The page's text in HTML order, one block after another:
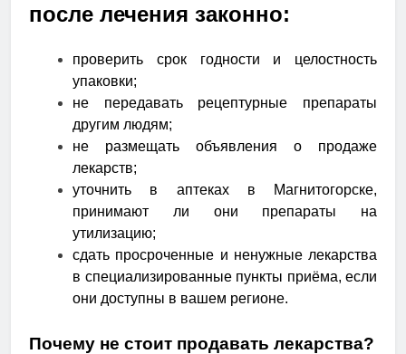
после лечения законно:
проверить срок годности и целостность
упаковки;
не передавать рецептурные препараты
другим людям;
не размещать объявления о продаже
лекарств;
уточнить в аптеках в Магнитогорске,
принимают ли они препараты на
утилизацию;
сдать просроченные и ненужные лекарства
в специализированные пункты приёма, если
они доступны в вашем регионе.
Почему не стоит продавать лекарства?